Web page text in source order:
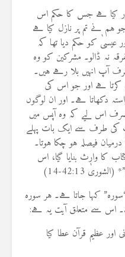
کیا ہے جس کا حکم اس
ہم نے تم پر نازل کیا ہے
عیسیٰ کو حکم دیا تھا کہ
نہ ڈالو۔ مشرکین کو وہ
انہیں بلا رہے ہیں۔
کرتا ہے اور جو اس کی
دکھاتا ہے۔ اور ان لوگوں
اس لیے کہ وہ آپس میں
کی طرف سے ایک بات پہلے
فیصلہ ہو چکا ہوتا۔
کا وارث بنایا گیا، اس
42:13-14)
کہا جاتا ہے۔ ہر سورہ
اس سے متعلق آیت یہ ہے:
عظیم قرآن عطا کیا